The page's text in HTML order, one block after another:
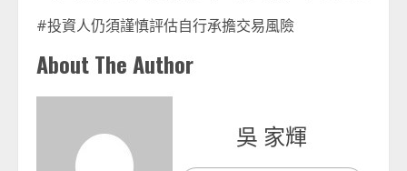
#投資人仍須謹慎評估自行承擔交易風險
About The Author
吳 家輝